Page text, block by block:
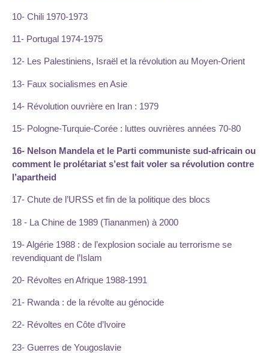
10- Chili 1970-1973
11- Portugal 1974-1975
12- Les Palestiniens, Israël et la révolution au Moyen-Orient
13- Faux socialismes en Asie
14- Révolution ouvrière en Iran : 1979
15- Pologne-Turquie-Corée : luttes ouvrières années 70-80
16- Nelson Mandela et le Parti communiste sud-africain ou
comment le prolétariat s’est fait voler sa révolution contre
l’apartheid
17- Chute de l’URSS et fin de la politique des blocs
18 - La Chine de 1989 (Tiananmen) à 2000
19- Algérie 1988 : de l’explosion sociale au terrorisme se
revendiquant de l’Islam
20- Révoltes en Afrique 1988-1991
21- Rwanda : de la révolte au génocide
22- Révoltes en Côte d’Ivoire
23- Guerres de Yougoslavie